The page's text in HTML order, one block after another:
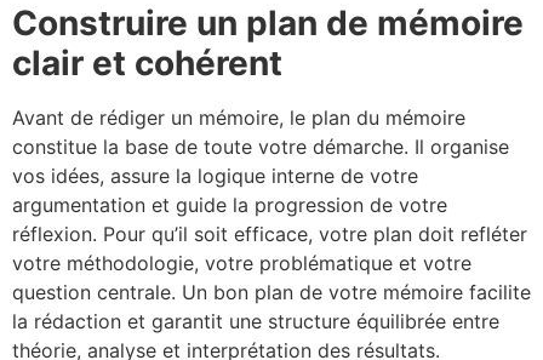
Construire un plan de mémoire
clair et cohérent
Avant de rédiger un mémoire, le plan du mémoire
constitue la base de toute votre démarche. Il organise
vos idées, assure la logique interne de votre
argumentation et guide la progression de votre
réflexion. Pour qu’il soit efficace, votre plan doit refléter
votre méthodologie, votre problématique et votre
question centrale. Un bon plan de votre mémoire facilite
la rédaction et garantit une structure équilibrée entre
théorie, analyse et interprétation des résultats.